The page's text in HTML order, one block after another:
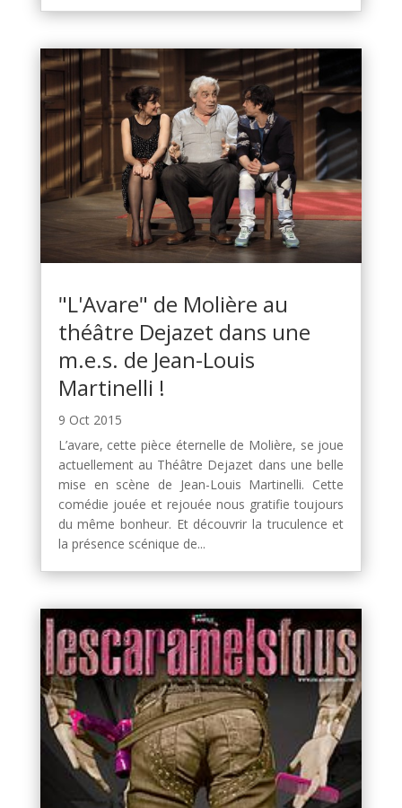
"L'Avare" de Molière au
théâtre Dejazet dans une
m.e.s. de Jean-Louis
Martinelli !
9 Oct 2015
L’avare, cette pièce éternelle de Molière, se joue
actuellement au Théâtre Dejazet dans une belle
mise en scène de Jean-Louis Martinelli. Cette
comédie jouée et rejouée nous gratifie toujours
du même bonheur. Et découvrir la truculence et
la présence scénique de...